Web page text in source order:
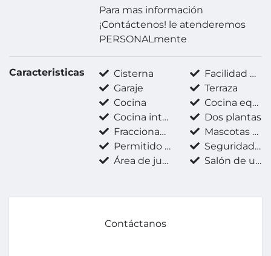
Para mas información
¡Contáctenos! le atenderemos
PERSONALmente
Caracteristicas Cisterna
Facilidad para estacionarse
Garaje
Terraza
Cocina
Cocina equipada
Cocina integral
Dos plantas
Fraccionamiento privado
Mascotas permitidas
Permitido fumar
Seguridad 24 horas
Área de juegos infantiles
Salón de usos múltiples
Contáctanos